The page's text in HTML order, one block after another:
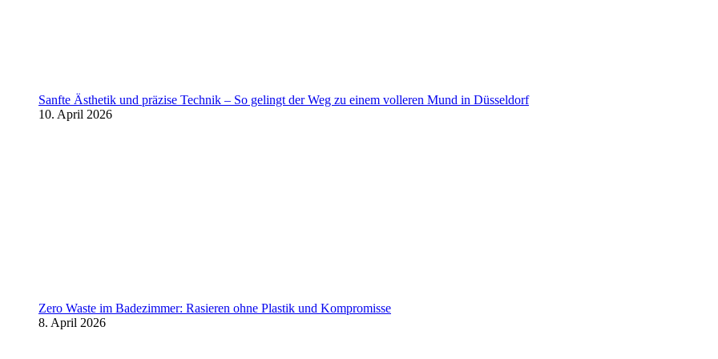
Sanfte Ästhetik und präzise Technik – So gelingt der Weg zu einem volleren Mund in Düsseldorf
10. April 2026
Zero Waste im Badezimmer: Rasieren ohne Plastik und Kompromisse
8. April 2026